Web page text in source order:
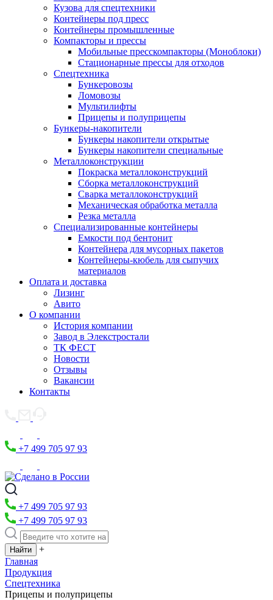
Кузова для спецтехники
Контейнеры под пресс
Контейнеры промышленные
Компакторы и прессы
Мобильные пресскомпакторы (Моноблоки)
Стационарные прессы для отходов
Спецтехника
Бункеровозы
Ломовозы
Мультилифты
Прицепы и полуприцепы
Бункеры-накопители
Бункеры накопители открытые
Бункеры накопители специальные
Металлоконструкции
Покраска металлоконструкций
Сборка металлоконструкций
Сварка металлоконструкций
Механическая обработка металла
Резка металла
Специализированные контейнеры
Емкости под бентонит
Контейнера для мусорных пакетов
Контейнеры-кюбель для сыпучих
материалов
Оплата и доставка
Лизинг
Авито
О компании
История компании
Завод в Элекстростали
ТК ФЕСТ
Новости
Отзывы
Вакансии
Контакты
+7 499 705 97 93
+7 499 705 97 93
+7 499 705 97 93
+
Главная
Продукция
Спецтехника
Прицепы и полуприцепы